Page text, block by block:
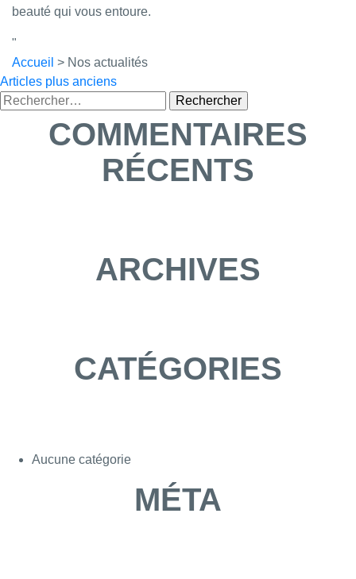
beauté qui vous entoure.
Accueil > Nos actualités
NAVIGATION
DES
ARTICLES
Articles plus anciens
Rechercher :
COMMENTAIRES
RÉCENTS
ARCHIVES
CATÉGORIES
Aucune catégorie
MÉTA